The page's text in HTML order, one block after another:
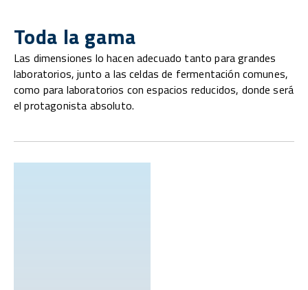
Toda la gama
Las dimensiones lo hacen adecuado tanto para grandes
laboratorios, junto a las celdas de fermentación comunes,
como para laboratorios con espacios reducidos, donde será
el protagonista absoluto.